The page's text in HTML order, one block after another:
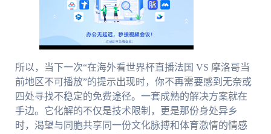
所以，当下一次“在海外看世界杯直播法国 VS 摩洛哥当
前地区不可播放”的提示出现时，你不再需要感到无奈或
四处寻找不稳定的免费途径。一套成熟的解决方案就在
手边。它化解的不仅是技术限制，更是那份身处异乡
时，渴望与同胞共享同一份文化脉搏和体育激情的情感